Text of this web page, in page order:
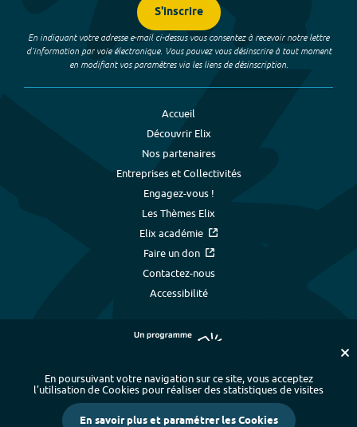
S'inscrire
En indiquant votre adresse e-mail ci-dessus vous consentez à recevoir notre lettre
d’information par voie électronique. Vous pouvez vous désinscrire à tout moment
en modifiant vos paramètres via les liens de désinscription.
Accueil
Découvrir Elix
Nos partenaires
Entreprises et Collectivités
Engagez-vous !
Les Thèmes Elix
Elix académie
Faire un don
Contactez-nous
Accessibilité
Plan du site - Index alphabétique
-
Mentions légales et données personnelles
- Paramétrer les cookies
En poursuivant votre navigation sur ce site, vous acceptez
l’utilisation de Cookies pour réaliser des statistiques de visites
En savoir plus et paramétrer les Cookies